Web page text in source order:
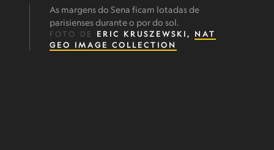
As margens do Sena ficam lotadas de
parisienses durante o por do sol.
FOTO DE ERIC KRUSZEWSKI, NAT
GEO IMAGE COLLECTION